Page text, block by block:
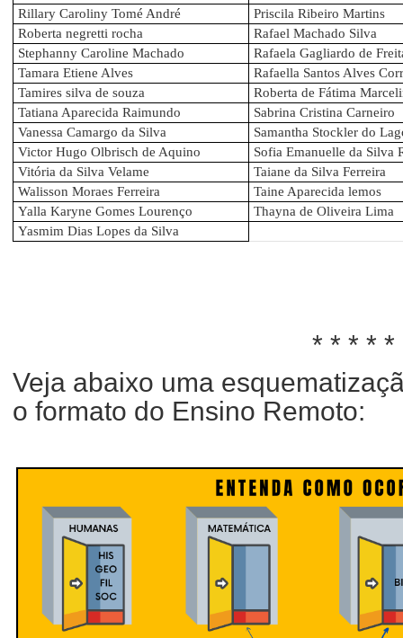
Rillary Caroliny Tomé André
Priscila Ribeiro Martins
Roberta negretti rocha
Rafael Machado Silva
Stephanny Caroline Machado
Rafaela Gagliardo de
Tamara Etiene Alves
Rafaella Santos Alves
Tamires silva de souza
Roberta de Fátima
Tatiana Aparecida Raimundo
Sabrina Cristina Carneiro
Vanessa Camargo da Silva
Samantha Stockler do
Victor Hugo Olbrisch de Aquino
Sofia Emanuelle da Silva
Vitória da Silva Velame
Taiane da Silva Ferreira
Walisson Moraes Ferreira
Taine Aparecida lemos
Yalla Karyne Gomes Lourenço
Thayna de Oliveira Lima
Yasmim Dias Lopes da Silva
* * * * *
Veja abaixo uma
o formato do Ensino Remoto: